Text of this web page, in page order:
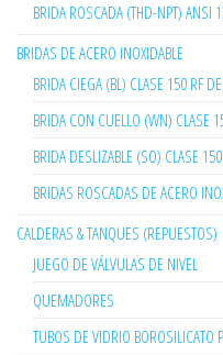
BRIDA ROSCADA (THD-NPT) ANSI
BRIDAS DE ACERO INOXIDABLE
BRIDA CIEGA (BL) CLASE 150 RF
BRIDA CON CUELLO (WN) CLASE
BRIDA DESLIZABLE (SO) CLASE
BRIDAS ROSCADAS DE ACERO
CALDERAS & TANQUES (REPUESTOS)
JUEGO DE VÁLVULAS DE NIVEL
QUEMADORES
TUBOS DE VIDRIO BOROSILICATO